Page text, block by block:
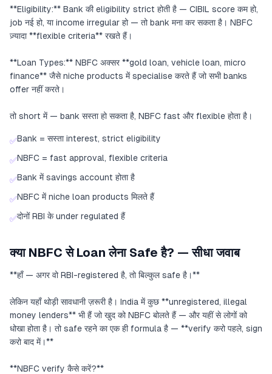
**Eligibility:** Bank की eligibility strict होती है — CIBIL score कम हो,
job नई हो, या income irregular हो — तो bank मना कर सकता है। NBFC
ज़्यादा **flexible criteria** रखते हैं।
**Loan Types:** NBFC अक्सर **gold loan, vehicle loan, micro
finance** जैसे niche products में specialise करते हैं जो सभी banks
offer नहीं करते।
तो short में — bank सस्ता हो सकता है, NBFC fast और flexible होता है।
✅Bank = सस्ता interest, strict eligibility
✅NBFC = fast approval, flexible criteria
✅Bank में savings account होता है
✅NBFC में niche loan products मिलते हैं
✅दोनों RBI के under regulated हैं
क्या NBFC से Loan लेना Safe है? — सीधा जवाब
**हाँ — अगर वो RBI-registered है, तो बिल्कुल safe है।**
लेकिन यहाँ थोड़ी सावधानी ज़रूरी है। India में कुछ **unregistered, illegal
money lenders** भी हैं जो खुद को NBFC बोलते हैं — और यहीं से लोगों को
धोखा होता है। तो safe रहने का एक ही formula है — **verify करो पहले, sign
करो बाद में।**
**NBFC verify कैसे करें?**